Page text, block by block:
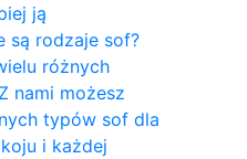
ją
są rodzaje sof?
różnych
nami możesz
typów sof dla
i każdej